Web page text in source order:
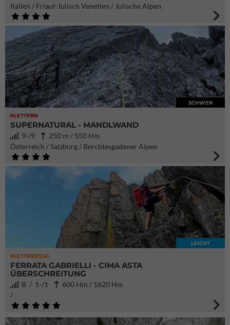
Italien / Friaul-Julisch Venetien / Julische Alpen
KLETTERN
SCHWER
SUPERNATURAL - MANDLWAND
9-/9
250 m / 550 Hm
Österreich / Salzburg / Berchtesgadener Alpen
KLETTERSTEIG
LEICHT
FERRATA GABRIELLI - CIMA ASTA
ÜBERSCHREITUNG
B / 1-/1
600 Hm / 1620 Hm
/